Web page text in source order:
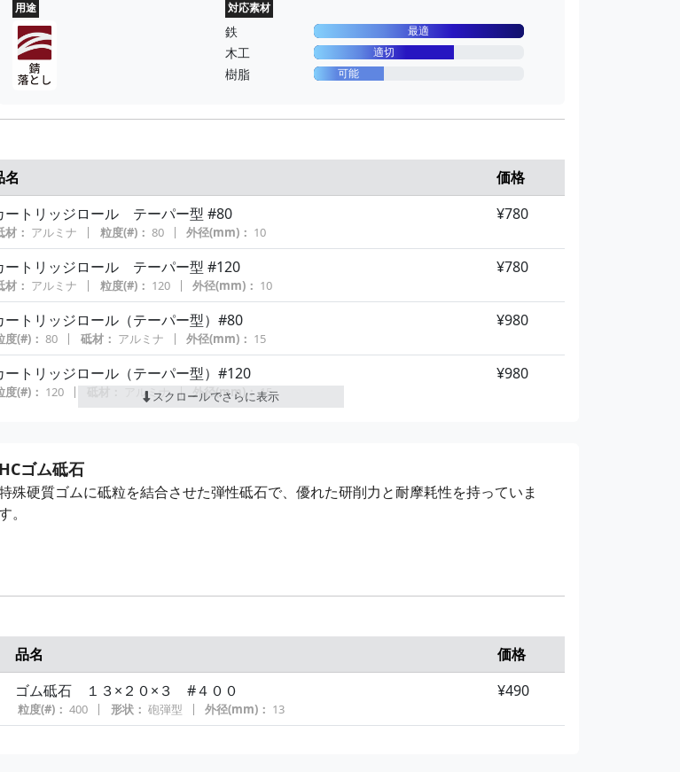
用途 対応素材
鉄 最適
木工 適切
樹脂 可能
名
価格
ートリッジロール テーパー型 #80
材： アルミナ 粒度(#)： 80 外径(mm)： 10
¥780
ートリッジロール テーパー型 #120
材： アルミナ 粒度(#)： 120 外径(mm)： 10
¥780
ートリッジロール（テーパー型）#80
度(#)： 80 砥材： アルミナ 外径(mm)： 15
¥980
ートリッジロール（テーパー型）#120
度(#)： 120 アルミナ 外径(mm)： 15
¥980
スクロールでさらに表示
HCゴム砥石
殊硬質ゴムに砥粒を結合させた弾性砥石で、優れた研削力と耐摩耗性を持っていま
。
品名
価格
ゴム砥石 １３×２０×３ #４００
粒度(#)： 400 形状： 砲弾型 外径(mm)： 13
¥490